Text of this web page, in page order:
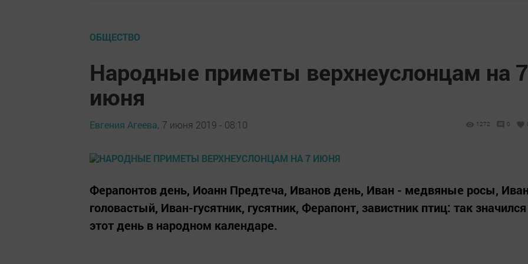
ОБЩЕСТВО
Народные приметы верхнеуслонцам на 7
июня
Евгения Агеева, 7 июня 2019 - 08:10 1272 0
Ферапонтов день, Иоанн Предтеча, Иванов день, Иван - медвяные росы, Иван
головастый, Иван-гусятник, гусятник, Ферапонт, завистник птиц: так значился
этот день в народном календаре.